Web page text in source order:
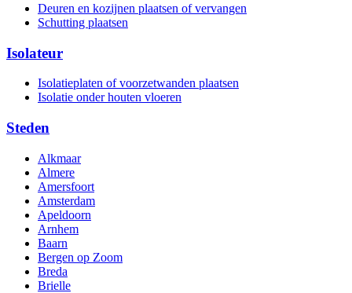
Deuren en kozijnen plaatsen of vervangen
Schutting plaatsen
Isolateur
Isolatieplaten of voorzetwanden plaatsen
Isolatie onder houten vloeren
Steden
Alkmaar
Almere
Amersfoort
Amsterdam
Apeldoorn
Arnhem
Baarn
Bergen op Zoom
Breda
Brielle